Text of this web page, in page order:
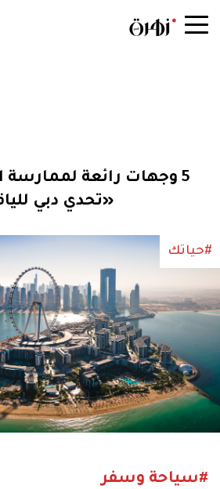
5 وجهات رائعة
«تحدي دبي
#حياتك
#سياحة وسفر